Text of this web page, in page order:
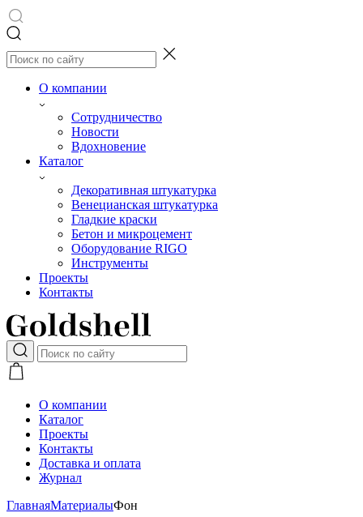
О компании
Сотрудничество
Новости
Вдохновение
Каталог
Декоративная штукатурка
Венецианская штукатурка
Гладкие краски
Бетон и микроцемент
Оборудование RIGO
Инструменты
Проекты
Контакты
О компании
Каталог
Проекты
Контакты
Доставка и оплата
Журнал
ГлавнаяМатериалыФон